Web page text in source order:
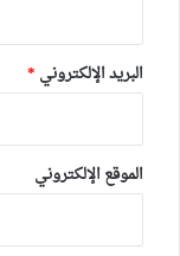
البريد الإلكتروني *
الموقع الإلكتروني